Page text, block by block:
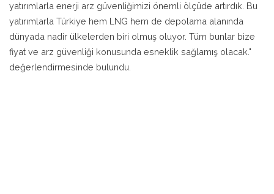
yatırımlarla enerji arz güvenliğimizi önemli ölçüde artırdık. Bu
yatırımlarla Türkiye hem LNG hem de depolama alanında
dünyada nadir ülkelerden biri olmuş oluyor. Tüm bunlar bize
fiyat ve arz güvenliği konusunda esneklik sağlamış olacak."
değerlendirmesinde bulundu.